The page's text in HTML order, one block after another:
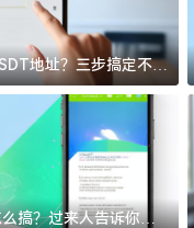
地址？三步搞定不踩
搞？过来人告诉你门